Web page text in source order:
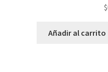
5.00
$
Añadir al carrito